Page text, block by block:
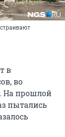
в
во
На прошлой
пытались